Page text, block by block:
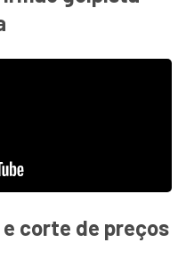
corte de preços